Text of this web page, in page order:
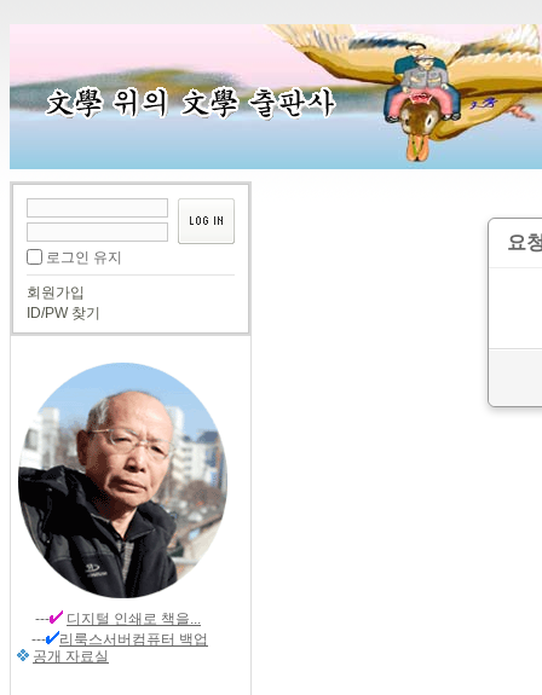
로그인 유지
회원가입
ID/PW 찾기
--- 디지털 인쇄 로 책을...
---
리룩스서버컴퓨터 백업
공개 자료실
요